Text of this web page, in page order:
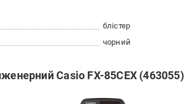
блістер
чорний
Casio FX-85CEX (463055)